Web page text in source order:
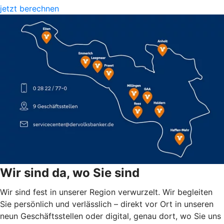
jetzt berechnen
Wir sind da, wo Sie sind
Wir sind fest in unserer Region verwurzelt. Wir begleiten
Sie persönlich und verlässlich – direkt vor Ort in unseren
neun Geschäftsstellen oder digital, genau dort, wo Sie uns